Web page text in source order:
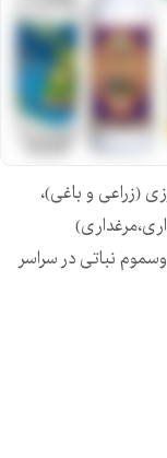
(زراعی و باغی)،
نباتی در سراسر